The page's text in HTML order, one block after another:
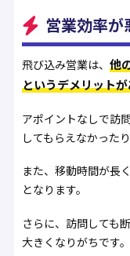
営業効率が
飛び込み営業は、 他
というデメリット
アポイントなしで訪
してもらえなかった
また、移動時間が長
となります。
さらに、訪問しても
大きくなりがちです。